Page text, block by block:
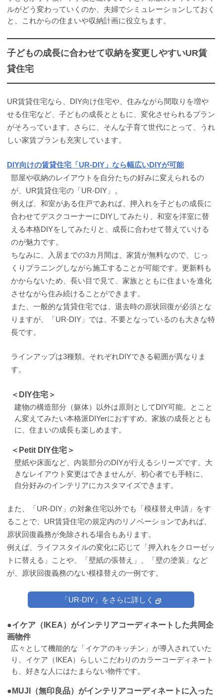
ルがどう変わっていくのか、夫婦でシミュレーションしておく
と、これからの住まいや収納計画に役立ちます。
子どもの成長に合わせて収納を変更しやすいUR賃
貸住宅
UR賃貸住宅なら、DIY向け住宅や、住みながら間取りを増や
せる住宅など、子どもの成長とともに、変化させられるプラン
がそろっています。さらに、そんな子育て世代にとって、うれ
しい家賃プランも充実しています。
DIY向けの賃貸住宅「UR-DIY」なら幅広いDIYが可能
部屋や収納のレイアウトを自分たちの好みに変えられるの
が、UR賃貸住宅の「UR-DIY」。
例えば、和室がある住戸であれば、押入れを子どもの成長に
合わせてデスクコーナーにDIYしてみたり、和室を洋室に替
える本格DIYをしてみたりと、成長に合わせて替えていける
のが魅力です。
ちなみに、入居までの3カ月間は、家賃が無料なので、じっ
くりプラニングしながら施工することが可能です。更新料も
かからないため、長い目で見て、家族とともに住まいを進化
させながら住み続けることができます。
また、一般的な賃貸住宅では、退去時の原状回復が必須とな
りますが、「UR-DIY」では、不要となっているのも大きな特
長です。
ラインアップは3種類。それぞれDIYできる範囲が異なりま
す。
＜DIY住宅＞
建物の構造部分（躯体）以外は原則としてDIY可能。とこと
ん変えてみたい本格派DIYerにおすすめ。家族の成長ととも
に、住まいの成長も楽しめます。
＜Petit DIY住宅＞
壁紙や床面など、内装部分のDIYが行えるシリーズです。大
きなレイアウト変更はできませんが、初心者でも手軽に、
自分好みのインテリアにカスタマイズできます。
また、「UR-DIY」の対象住宅以外でも「模様替え申請」をす
ることで、UR賃貸住宅の規定内のリノベーションであれば、
原状回復義務が免除される場合もあります。
例えば、ライフスタイルの変化に応じて「押入れをクローゼッ
トに替える」ことや、「壁紙の張替え」、「壁の塗装」など
が、原状回復義務のない模様替えの一例です。
「UR-DIY」をさらに詳しく
●イケア（IKEA）がインテリアコーディネートした共同企
画物件
広々として機能的な「イケアのキッチン」が導入されていた
り、イケア（IKEA）らしいこだわりのカラーコーディネート
も、好きな人にはたまらない物件です。
●MUJI（無印良品）がインテリアコーディネートに入った